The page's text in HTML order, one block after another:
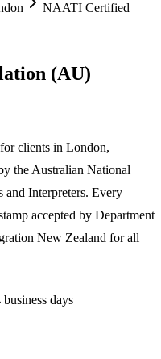
NAATI Certified
(AU)
clients in London,
the Australian National
Interpreters. Every
accepted by Department
New Zealand for all
business days